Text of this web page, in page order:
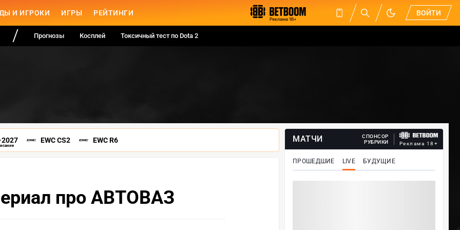
И ИГРОКИ ИГРЫ РЕЙТИНГИ ВОЙТИ
Прогнозы Косплей Токсичный тест по Dota 2
EWC CS2 EWC R6
про АВТОВАЗ
МАТЧИ
СПОНСОР
РУБРИКИ
Реклама 18+
ПРОШЕДШИЕ LIVE БУДУЩИЕ